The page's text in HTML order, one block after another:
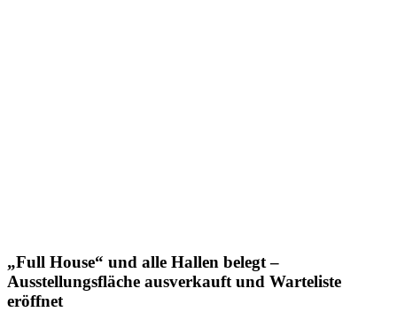
„Full House“ und alle Hallen belegt –
Ausstellungsfläche ausverkauft und Warteliste
eröffnet